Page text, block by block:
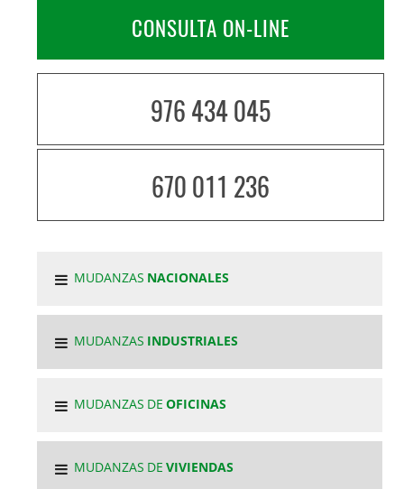
CONSULTA ON-LINE
976 434 045
670 011 236
MUDANZAS NACIONALES
MUDANZAS INDUSTRIALES
MUDANZAS DEOFICINAS
MUDANZAS DEVIVIENDAS